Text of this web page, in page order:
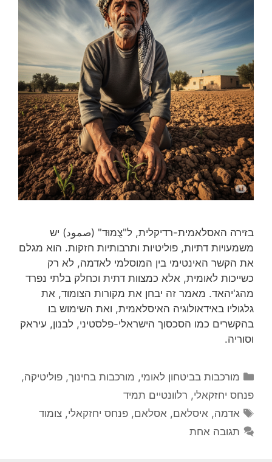
בזירה האסלאמית-רדיקלית, ל"צֻמוּד" (صمود) יש
משמעויות דתיות, פוליטיות ותרבותיות חזקות. הוא מגלם
את הקשר האינטימי בין המוסלמי לאדמה, לא רק
כשייכות לאומית, אלא כמצוות דתית וכחלק בלתי נפרד
מהג'יהאד. מאמר זה יבחן את מקורות הצומוד, את
גלגוליו באידאולוגיה האיסלאמית, ואת השימוש בו
בהקשרים כמו הסכסוך הישראלי-פלסטיני, לבנון, עיראק
וסוריה.
קטגוריות
מורכבות בביטחון לאומי, מורכבות בחינוך,פוליטיקה,
פנחס יחזקאלי, רלוונטיים תמיד
תגיות
אדמה, איסלאם, אסלאם,פנחס יחזקאלי,צומוד
תגובה אחת